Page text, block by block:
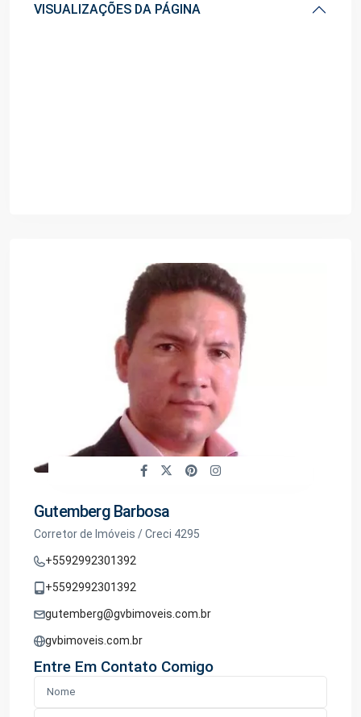
VISUALIZAÇÕES DA PÁGINA
Gutemberg Barbosa
Corretor de Imóveis / Creci 4295
+5592992301392
+5592992301392
gutemberg@gvbimoveis.com.br
gvbimoveis.com.br
Entre Em Contato Comigo